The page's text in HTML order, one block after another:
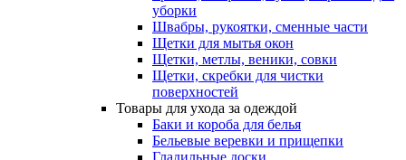
уборки
Швабры, рукоятки, сменные части
Щетки для мытья окон
Щетки, метлы, веники, совки
Щетки, скребки для чистки
поверхностей
Товары для ухода за одеждой
Баки и короба для белья
Бельевые веревки и прищепки
Гладильные доски